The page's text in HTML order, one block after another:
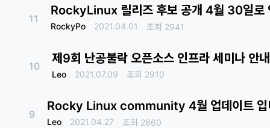
11
RockyLinux 릴리즈 후보 공개 4월 30일로
RockyPo 2021.04.01 조회 2941
10
제9회 난공불락 오픈소스 인프라 세미나 안내
Leo 2021.07.09 조회 2910
9
Rocky Linux community 4월 업데이트 입
Leo 2021.04.27 조회 2860